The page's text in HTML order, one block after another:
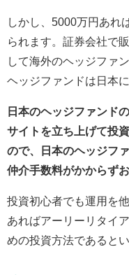
しかし、5000万円あれ
られます。証券会社で
して海外のヘッジファ
ヘッジファンドは日本
日本のヘッジファンド
サイトを立ち上げて投
ので、日本のヘッジフ
仲介手数料がかからずお
投資初心者でも運用を
あればアーリーリタイ
めの投資方法であるとい